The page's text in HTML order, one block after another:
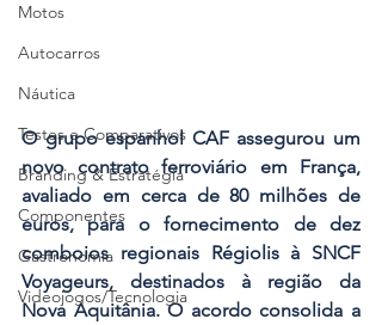
Motos
Autocarros
Náutica
Testes e Comparativos
Branding & Estratégia
Componentes
Gastronomia
Videojogos/Tecnologia
O grupo espanhol CAF assegurou um
novo contrato ferroviário em França,
avaliado em cerca de 80 milhões de
euros, para o fornecimento de dez
comboios regionais Régiolis à SNCF
Voyageurs, destinados à região da
Nova Aquitânia. O acordo consolida a